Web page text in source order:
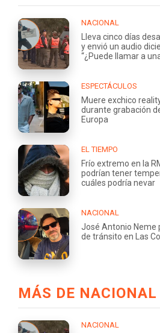
NACIONAL
Lleva cinco días
y envió un audio
“¿Puede llamar a
ESPECTÁCULOS
Muere exchico
durante grabación
Europa
EL TIEMPO
Frío extremo en la
podrían tener
cuáles podría nevar
NACIONAL
José Antonio Neme
de tránsito en Las
MÁS DE NACIONAL
NACIONAL